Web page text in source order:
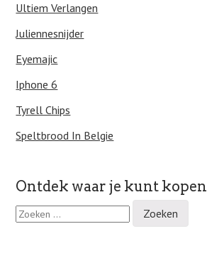
Ultiem Verlangen
Juliennesnijder
Eyemajic
Iphone 6
Tyrell Chips
Speltbrood In Belgie
Ontdek waar je kunt kopen
Z
o